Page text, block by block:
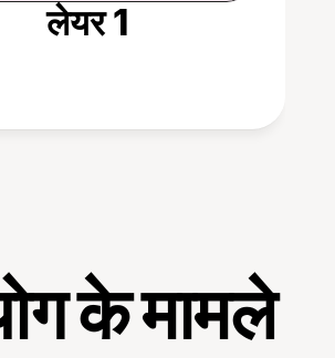
लेयर 1
के मामले